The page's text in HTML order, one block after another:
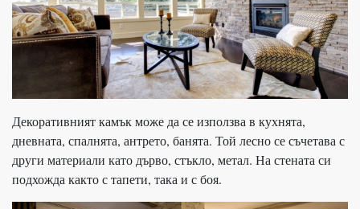
Декоративният камък може да се използва в кухнята,
дневната, спалнята, антрето, банята. Той лесно се съчетава с
други материали като дърво, стъкло, метал. На стената си
подхожда както с тапети, така и с боя.